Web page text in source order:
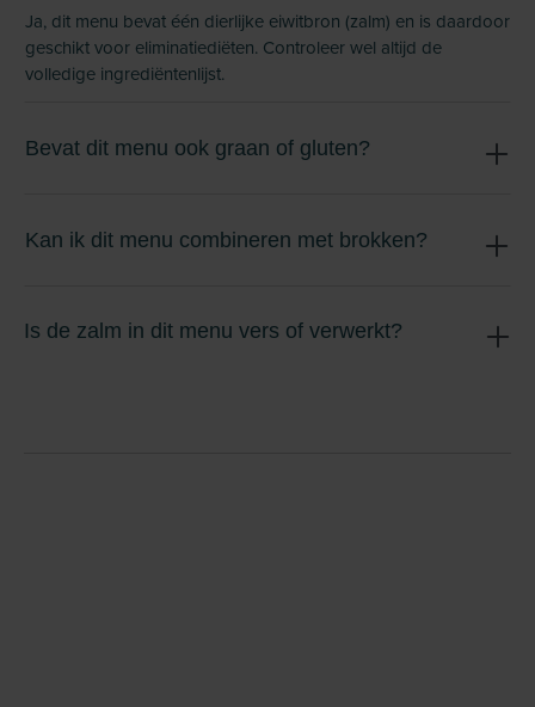
Ja, dit menu bevat één dierlijke eiwitbron (zalm) en is daardoor
geschikt voor eliminatiediëten. Controleer wel altijd de
volledige ingrediëntenlijst.
Bevat dit menu ook graan of gluten?
Kan ik dit menu combineren met brokken?
Is de zalm in dit menu vers of verwerkt?